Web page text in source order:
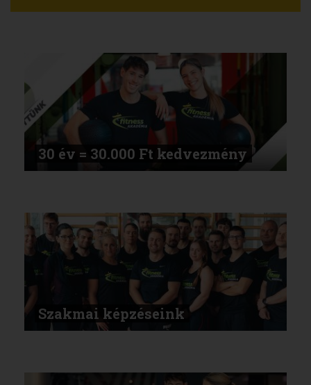
30 év = 30.000 Ft kedvezmény
Szakmai képzéseink